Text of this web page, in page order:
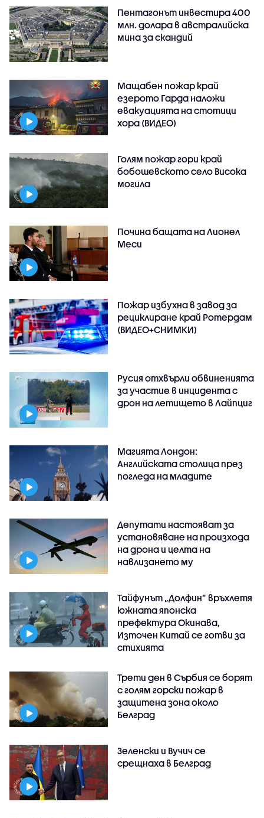
Пентагонът инвестира 400
млн. долара в австралийска
мина за скандий
Мащабен пожар край
езерото Гарда наложи
евакуацията на стотици
хора (ВИДЕО)
Голям пожар гори край
бобошевското село Висока
могила
Почина бащата на Лионел
Меси
Пожар избухна в завод за
рециклиране край Ротердам
(ВИДЕО+СНИМКИ)
Русия отхвърли обвиненията
за участие в инцидента с
дрон на летището в Лайпциг
Магията Лондон:
Английската столица през
погледа на младите
Депутати настояват за
установяване на произхода
на дрона и целта на
навлизането му
Тайфунът „Долфин” връхлетя
южната японска
префектура Окинава,
Източен Китай се готви за
стихията
Трети ден в Сърбия се борят
с голям горски пожар в
защитена зона около
Белград
Зеленски и Вучич се
срещнаха в Белград